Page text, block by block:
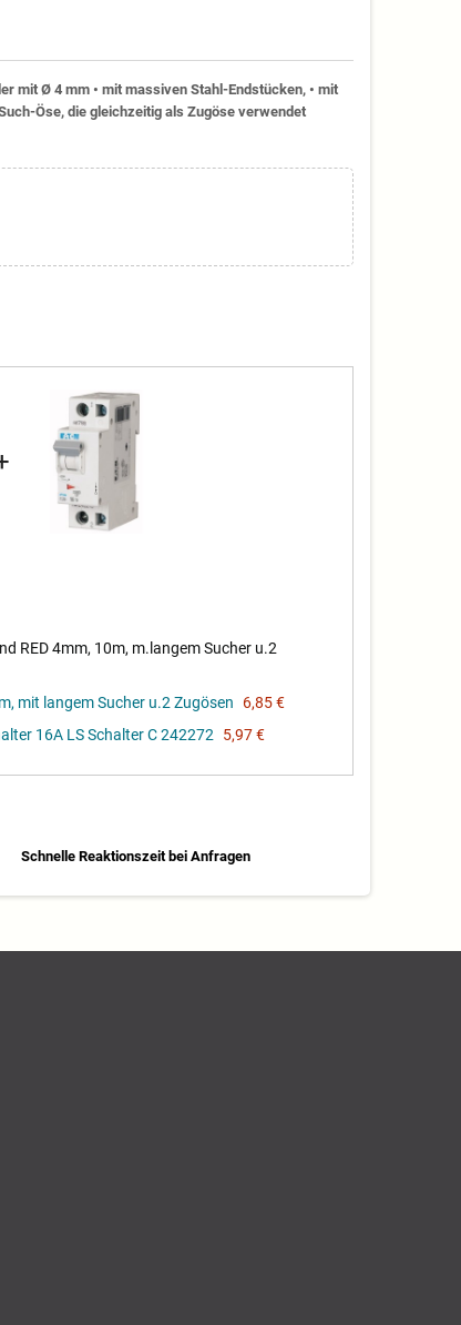
mit Ø 4 mm • mit massiven Stahl-Endstücken, • mit
Öse, die gleichzeitig als Zugöse verwendet
RED 4mm, 10m, m.langem Sucher u.2
mit langem Sucher u.2 Zugösen
6,85 €
16A LS Schalter C 242272 5,97 €
Schnelle Reaktionszeit bei Anfragen